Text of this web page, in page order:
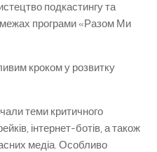
подкастингу та
межах програми «Разом Ми
кроком у розвитку
теми критичного
інтернет-ботів, а також
медіа. Особливо